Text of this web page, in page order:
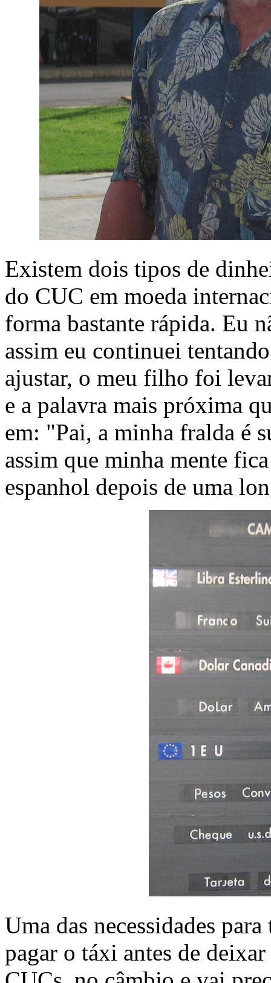
Existem dois tipos de
do CUC em moeda
forma bastante rápida. Eu
assim eu continuei
ajustar, o meu filho foi
e a palavra mais próxima
em: "Pai, a minha fralda é
assim que minha mente
espanhol depois de uma
Uma das necessidades
pagar o táxi antes de